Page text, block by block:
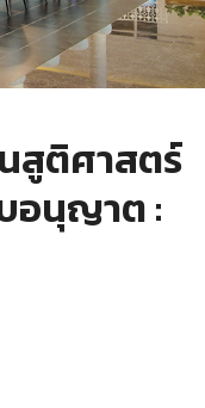
สูติศาสตร์
อนุญาต :